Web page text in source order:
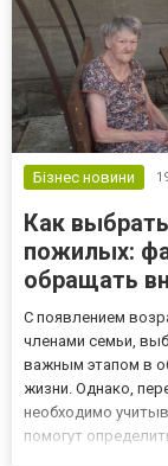
Бізнес новини
Как
пожилых:
обращать
С появлением
членами семьи,
важным этапом в
жизни. Однако,
необходимо
помогут